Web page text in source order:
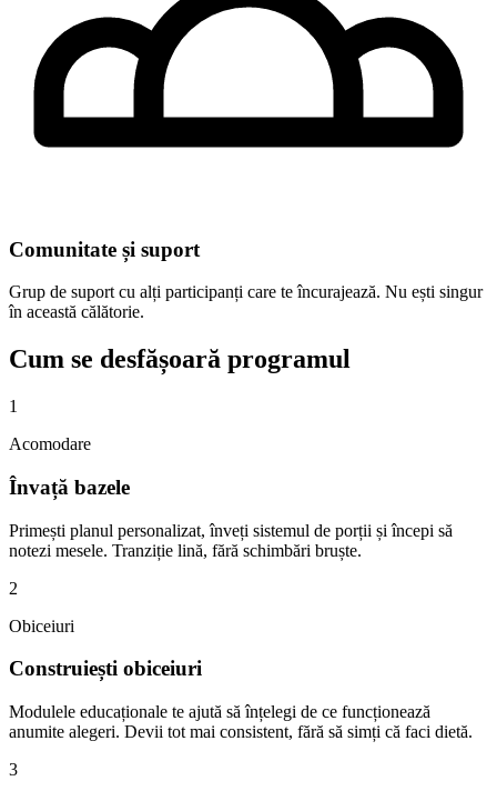
Comunitate și suport
Grup de suport cu alți participanți care te încurajează. Nu ești singur
în această călătorie.
Cum se desfășoară programul
1
Acomodare
Învață bazele
Primești planul personalizat, înveți sistemul de porții și începi să
notezi mesele. Tranziție lină, fără schimbări bruște.
2
Obiceiuri
Construiești obiceiuri
Modulele educaționale te ajută să înțelegi de ce funcționează
anumite alegeri. Devii tot mai consistent, fără să simți că faci dietă.
3